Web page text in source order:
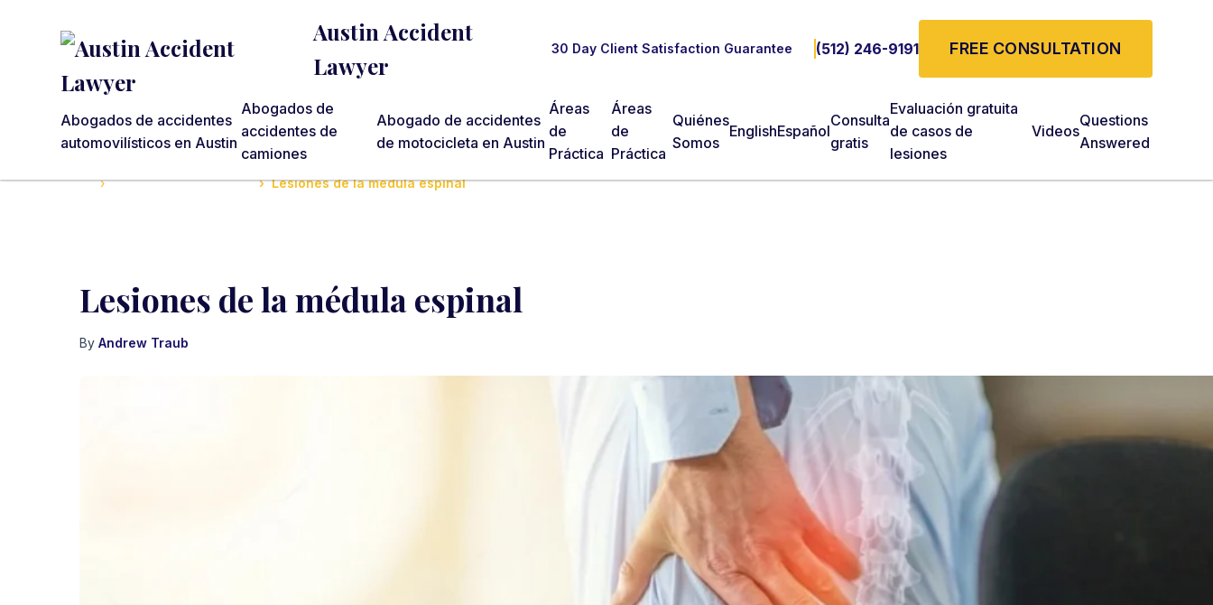
Austin Accident
Lawyer
Abogados de accidentes
automovilísticos en Austin
Abogados de
accidentes de
camiones
Abogado de accidentes
de motocicleta en Austin
Áreas
de
Práctica
Áreas
de
Práctica
Quiénes
Somos
EnglishEspañol
Consulta
gratis
Evaluación gratuita
de casos de
lesiones
Videos
Questions
Answered
30 Day Client Satisfaction Guarantee (512) 246-9191 FREE CONSULTATION
Home Lesiones por accidentes Lesiones de la médula espinal
Lesiones de la médula espinal
By Andrew Traub